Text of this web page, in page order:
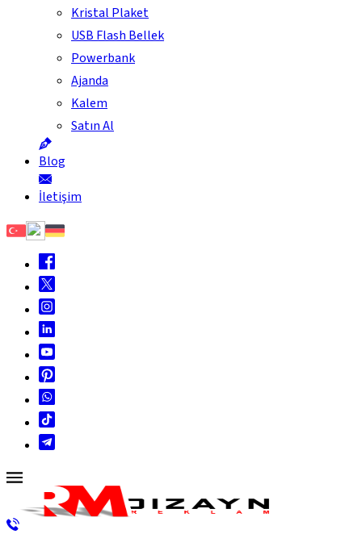
Kristal Plaket
USB Flash Bellek
Powerbank
Ajanda
Kalem
Satın Al
Blog
İletişim